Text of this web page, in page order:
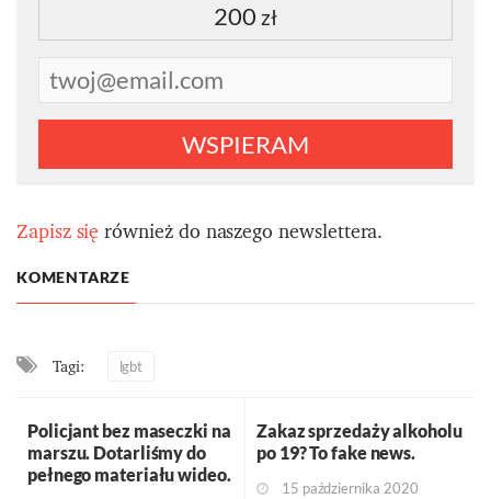
200 zł
WSPIERAM
Zapisz sięrównież do naszego newslettera.
KOMENTARZE
Tagi: lgbt
Policjant bez maseczki na
marszu. Dotarliśmy do
pełnego materiału wideo.
Zakaz sprzedaży alkoholu
po 19? To fake news.
15 października 2020